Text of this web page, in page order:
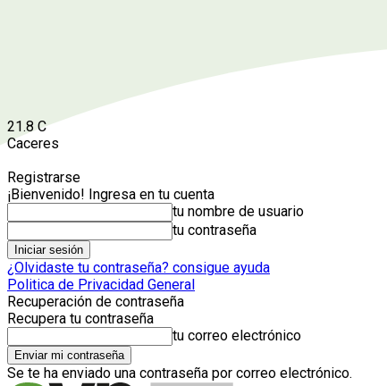
21.8 C
Caceres
Registrarse
¡Bienvenido! Ingresa en tu cuenta
tu nombre de usuario
tu contraseña
¿Olvidaste tu contraseña? consigue ayuda
Politica de Privacidad General
Recuperación de contraseña
Recupera tu contraseña
tu correo electrónico
Se te ha enviado una contraseña por correo electrónico.